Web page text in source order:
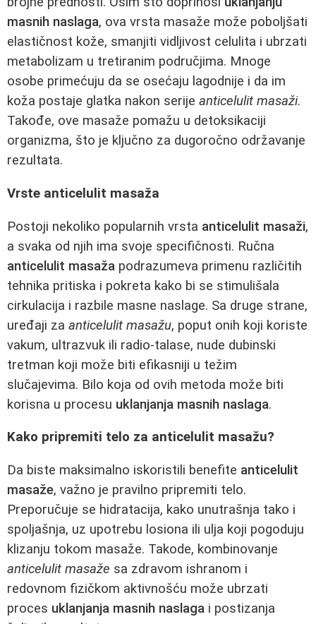
masnih naslaga, ova vrsta masaže može poboljšati
elastičnost kože, smanjiti vidljivost celulita i ubrzati
metabolizam u tretiranim područjima. Mnoge
osobe primećuju da se osećaju lagodnije i da im
koža postaje glatka nakon serije anticelulit masaži.
Takođe, ove masaže pomažu u detoksikaciji
organizma, što je ključno za dugoročno održavanje
rezultata.
Vrste anticelulit masaža
Postoji nekoliko popularnih vrsta anticelulit masaži,
a svaka od njih ima svoje specifičnosti. Ručna
anticelulit masaža podrazumeva primenu različitih
tehnika pritiska i pokreta kako bi se stimulišala
cirkulacija i razbile masne naslage. Sa druge strane,
uređaji za anticelulit masažu, poput onih koji koriste
vakum, ultrazvuk ili radio-talase, nude dubinski
tretman koji može biti efikasniji u težim
slučajevima. Bilo koja od ovih metoda može biti
korisna u procesu uklanjanja masnih naslaga.
Kako pripremiti telo za anticelulit masažu?
Da biste maksimalno iskoristili benefite anticelulit
masaže, važno je pravilno pripremiti telo.
Preporučuje se hidratacija, kako unutrašnja tako i
spoljašnja, uz upotrebu losiona ili ulja koji pogoduju
klizanju tokom masaže. Takodе, kombinovanje
anticelulit masaže sa zdravom ishranom i
redovnom fizičkom aktivnošću može ubrzati
proces uklanjanja masnih naslaga i postizanja